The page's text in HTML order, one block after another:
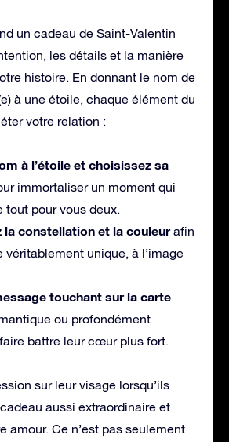
un cadeau de Saint-Valentin
les détails et la manière
histoire. En donnant le nom de
à une étoile, chaque élément du
votre relation :
à l’étoile et choisissez sa
immortaliser un moment qui
tout pour vous deux.
la constellation et la couleurafin
véritablement unique, à l’image
touchant sur la carte
ou profondément
battre leur cœur plus fort.
sur leur visage lorsqu’ils
aussi extraordinaire et
amour. Ce n’est pas seulement